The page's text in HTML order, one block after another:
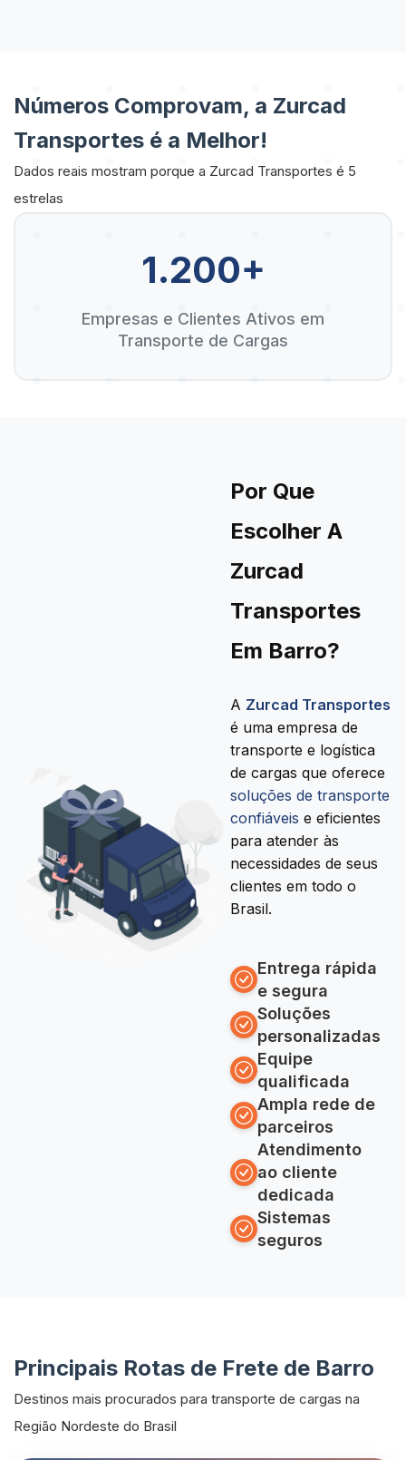
Números Comprovam, a Zurcad
Transportes é a Melhor!
Dados reais mostram porque a Zurcad Transportes é 5
estrelas
1.200+
Empresas e Clientes Ativos em
Transporte de Cargas
Por Que
Escolher A
Zurcad
Transportes
Em Barro?
A Zurcad Transportes
é uma empresa de
transporte e logística
de cargas que oferece
soluções de transporte
confiáveis e eficientes
para atender às
necessidades de seus
clientes em todo o
Brasil.
Entrega rápida
e segura
Soluções
personalizadas
Equipe
qualificada
Ampla rede de
parceiros
Atendimento
ao cliente
dedicada
Sistemas
seguros
Principais Rotas de Frete de Barro
Destinos mais procurados para transporte de cargas na
Região Nordeste do Brasil